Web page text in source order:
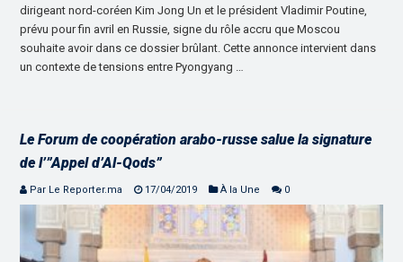
dirigeant nord-coréen Kim Jong Un et le président Vladimir Poutine,
prévu pour fin avril en Russie, signe du rôle accru que Moscou
souhaite avoir dans ce dossier brûlant. Cette annonce intervient dans
un contexte de tensions entre Pyongyang …
Le Forum de coopération arabo-russe salue la signature
de l’”Appel d’Al-Qods”
Par Le Reporter.ma 17/04/2019 À la Une 0